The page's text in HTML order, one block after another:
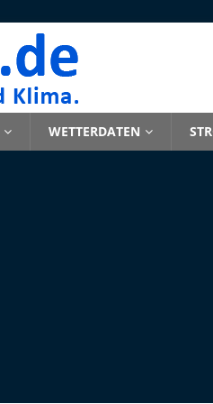
WETTERDATEN